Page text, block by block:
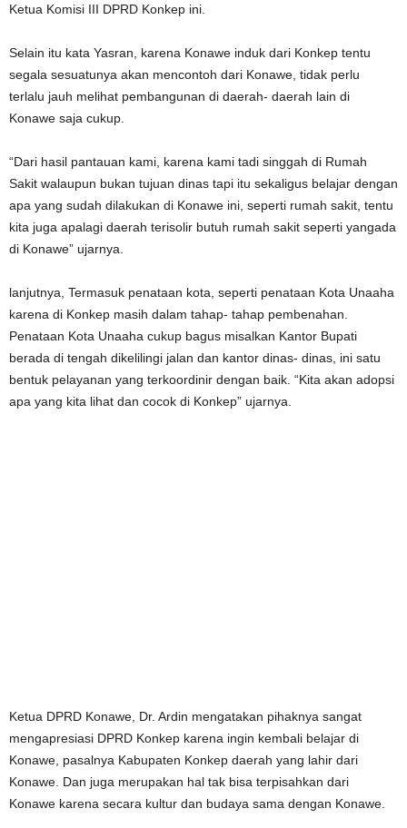
Ketua Komisi III DPRD Konkep ini.
Selain itu kata Yasran, karena Konawe induk dari Konkep tentu
segala sesuatunya akan mencontoh dari Konawe, tidak perlu
terlalu jauh melihat pembangunan di daerah- daerah lain di
Konawe saja cukup.
“Dari hasil pantauan kami, karena kami tadi singgah di Rumah
Sakit walaupun bukan tujuan dinas tapi itu sekaligus belajar dengan
apa yang sudah dilakukan di Konawe ini, seperti rumah sakit, tentu
kita juga apalagi daerah terisolir butuh rumah sakit seperti yangada
di Konawe” ujarnya.
lanjutnya, Termasuk penataan kota, seperti penataan Kota Unaaha
karena di Konkep masih dalam tahap- tahap pembenahan.
Penataan Kota Unaaha cukup bagus misalkan Kantor Bupati
berada di tengah dikelilingi jalan dan kantor dinas- dinas, ini satu
bentuk pelayanan yang terkoordinir dengan baik. “Kita akan adopsi
apa yang kita lihat dan cocok di Konkep” ujarnya.
Ketua DPRD Konawe, Dr. Ardin mengatakan pihaknya sangat
mengapresiasi DPRD Konkep karena ingin kembali belajar di
Konawe, pasalnya Kabupaten Konkep daerah yang lahir dari
Konawe. Dan juga merupakan hal tak bisa terpisahkan dari
Konawe karena secara kultur dan budaya sama dengan Konawe.